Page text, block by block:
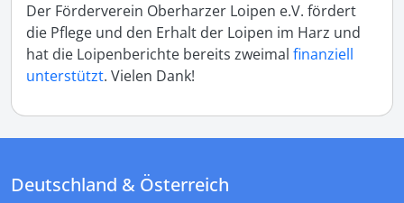
Der Förderverein Oberharzer Loipen e.V. fördert
die Pflege und den Erhalt der Loipen im Harz und
hat die Loipenberichte bereits zweimal finanziell
unterstützt. Vielen Dank!
Deutschland & Österreich